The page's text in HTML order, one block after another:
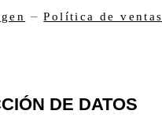
–Política de ventas
DE DATOS